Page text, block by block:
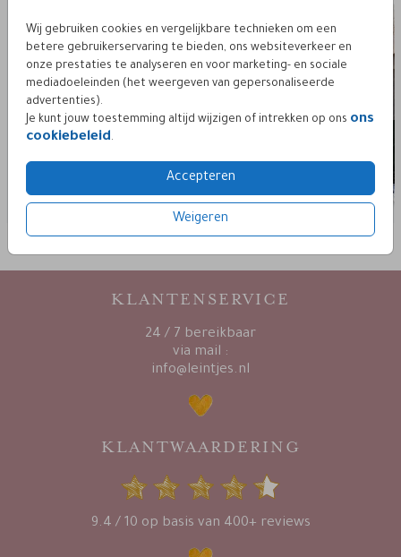
Wij gebruiken cookies en vergelijkbare technieken om een
betere gebruikerservaring te bieden, ons websiteverkeer en
onze prestaties te analyseren en voor marketing- en sociale
mediadoeleinden (het weergeven van gepersonaliseerde
advertenties).
Je kunt jouw toestemming altijd wijzigen of intrekken op ons ons
cookiebeleid.
Accepteren
Weigeren
KLANTENSERVICE
24 / 7 bereikbaar
via mail :
info@leintjes.nl
KLANTWAARDERING
9.4 / 10 op basis van 400+ reviews